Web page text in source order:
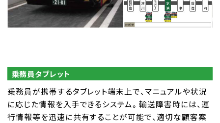
乗務員タブレット
乗務員が携帯するタブレット端末上で、マニュアルや状況
に応じた情報を入手できるシステム。輸送障害時には、運
行情報等を迅速に共有することが可能で、適切な顧客案